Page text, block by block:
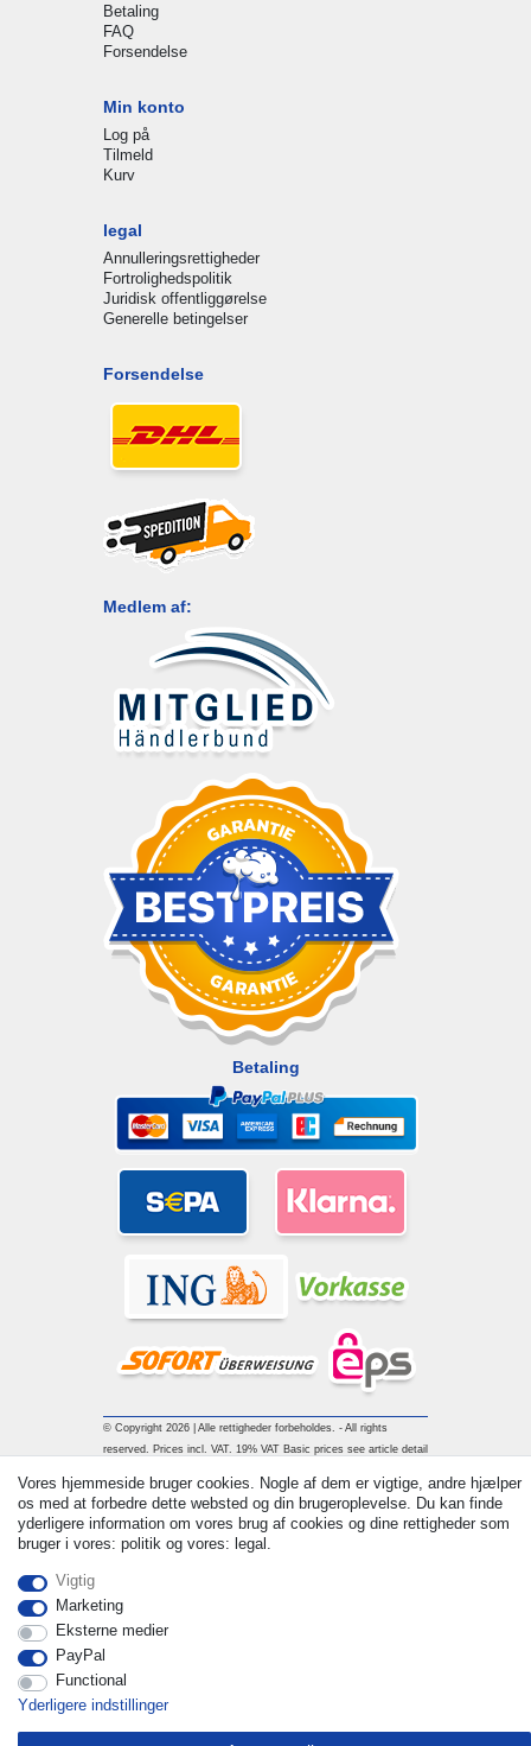
Betaling
FAQ
Forsendelse
Min konto
Log på
Tilmeld
Kurv
legal
Annulleringsrettigheder
Fortrolighedspolitik
Juridisk offentliggørelse
Generelle betingelser
Forsendelse
Medlem af:
Betaling
© Copyright 2026 | Alle rettigheder forbeholdes. - All rights
reserved. Prices incl. VAT. 19% VAT Basic prices see article detail
Vores hjemmeside bruger cookies. Nogle af dem er vigtige, andre hjælper
os med at forbedre dette websted og din brugeroplevelse. Du kan finde
yderligere information om vores brug af cookies og dine rettigheder som
bruger i vores: politik og vores: legal.
Vigtig
Marketing
Eksterne medier
PayPal
Functional
Yderligere indstillinger
Withdraw from contract here Kontakt